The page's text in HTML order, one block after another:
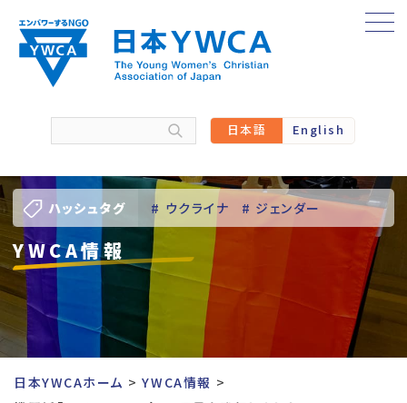
content
日本語 English
ハッシュタグ # ウクライナ # ジェンダー
# バーチャル訪問
# 人権 # 国際協力
# 地域YWCA
# 東日本大震災被災者支援
# 若い女性のリーダーシップ
YWCA情報
日本YWCAホーム
YWCA情報